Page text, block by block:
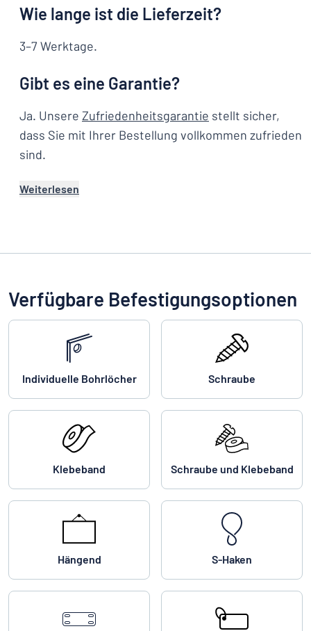
Wie lange ist die Lieferzeit?
3–7 Werktage.
Gibt es eine Garantie?
Ja. Unsere Zufriedenheitsgarantie stellt sicher,
dass Sie mit Ihrer Bestellung vollkommen zufrieden
sind.
Weiterlesen
Verfügbare Befestigungsoptionen
Individuelle Bohrlöcher Schraube
Klebeband Schraube und Klebeband
Hängend S-Haken